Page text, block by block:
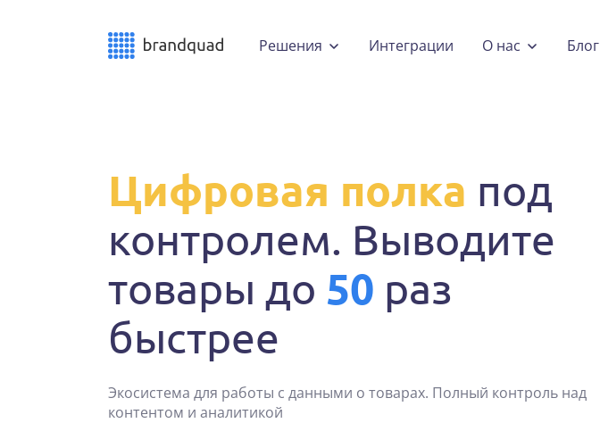
Решения Интеграции О нас Блог
Цифровая полка под
контролем. Выводите
товары до 50 раз
быстрее
Экосистема для работы с данными о товарах. Полный контроль над
контентом и аналитикой